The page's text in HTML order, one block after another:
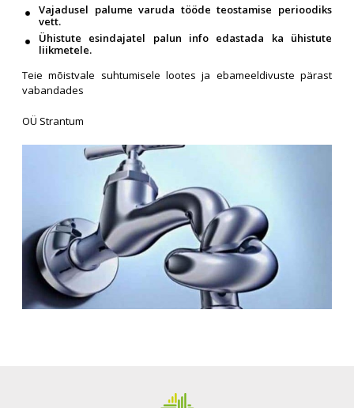
Vajadusel palume varuda tööde teostamise perioodiks
vett.
Ühistute esindajatel palun info edastada ka ühistute
liikmetele.
Teie mõistvale suhtumisele lootes ja ebameeldivuste pärast
vabandades
OÜ Strantum